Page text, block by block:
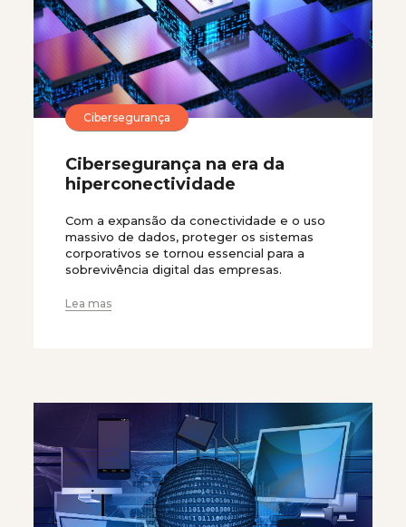
Cibersegurança
Cibersegurança na era da
hiperconectividade
Com a expansão da conectividade e o uso
massivo de dados, proteger os sistemas
corporativos se tornou essencial para a
sobrevivência digital das empresas.
Lea mas